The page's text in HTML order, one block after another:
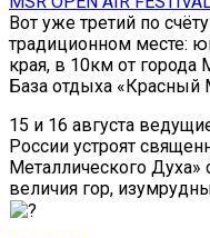
Вот уже третий по
традиционном месте:
края, в 10км от города
База отдыха «Красный
15 и 16 августа
России устроят
Металлического
величия гор,